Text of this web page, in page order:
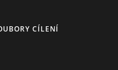
CÍLENÍ